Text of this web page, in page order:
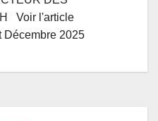
Voir l'article
Décembre 2025